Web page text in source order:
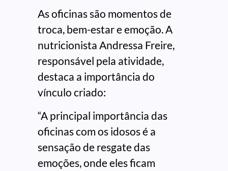
As oficinas são momentos de
troca, bem-estar e emoção. A
nutricionista Andressa Freire,
responsável pela atividade,
destaca a importância do
vínculo criado:
“A principal importância das
oficinas com os idosos é a
sensação de resgate das
emoções, onde eles ficam